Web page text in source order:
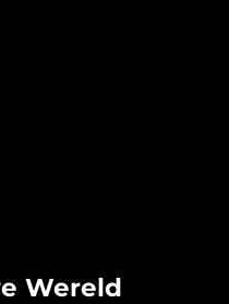
Wereld